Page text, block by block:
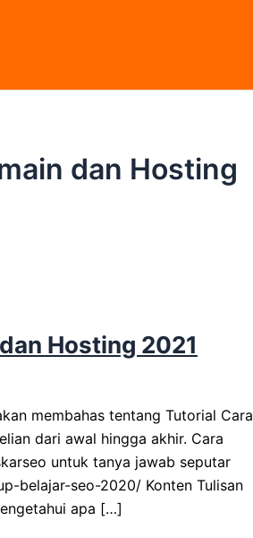
dan Hosting
Hosting 2021
membahas tentang Tutorial Cara
dari awal hingga akhir. Cara
untuk tanya jawab seputar
belajar-seo-2020/ Konten Tulisan
apa […]